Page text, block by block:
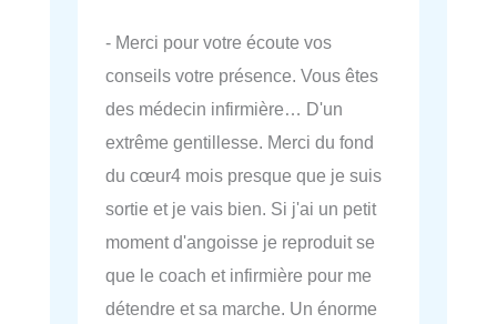
- Merci pour votre écoute vos
conseils votre présence. Vous êtes
des médecin infirmière… D'un
extrême gentillesse. Merci du fond
du cœur4 mois presque que je suis
sortie et je vais bien. Si j'ai un petit
moment d'angoisse je reproduit se
que le coach et infirmière pour me
détendre et sa marche. Un énorme